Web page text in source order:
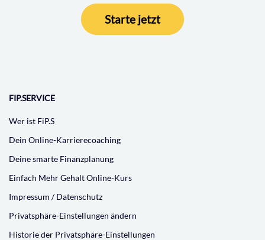
Starte jetzt
FIP.SERVICE
Wer ist FiP.S
Dein Online-Karrierecoaching
Deine smarte Finanzplanung
Einfach Mehr Gehalt Online-Kurs
Impressum / Datenschutz
Privatsphäre-Einstellungen ändern
Historie der Privatsphäre-Einstellungen